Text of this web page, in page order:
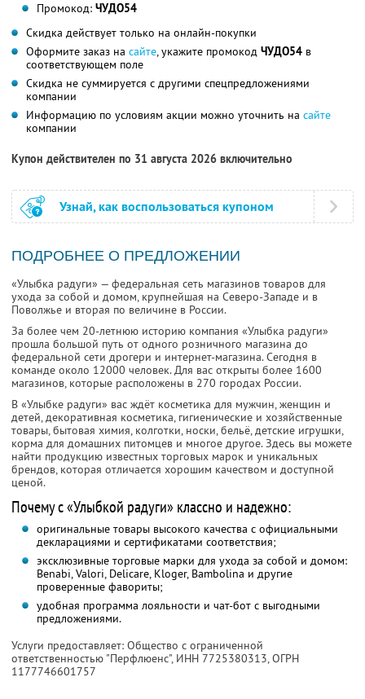
Промокод: ЧУДО54
Скидка действует только на онлайн-покупки
Оформите заказ на сайте, укажите промокод ЧУДО54 в
соответствующем поле
Скидка не суммируется с другими спецпредложениями
компании
Информацию по условиям акции можно уточнить на сайте
компании
Купон действителен по 31 августа 2026 включительно
Узнай, как воспользоваться купоном
ПОДРОБНЕЕ О ПРЕДЛОЖЕНИИ
«Улыбка радуги» — федеральная сеть магазинов товаров для
ухода за собой и домом, крупнейшая на Северо-Западе и в
Поволжье и вторая по величине в России.
За более чем 20-летнюю историю компания «Улыбка радуги»
прошла большой путь от одного розничного магазина до
федеральной сети дрогери и интернет-магазина. Сегодня в
команде около 12000 человек. Для вас открыты более 1600
магазинов, которые расположены в 270 городах России.
В «Улыбке радуги» вас ждёт косметика для мужчин, женщин и
детей, декоративная косметика, гигиенические и хозяйственные
товары, бытовая химия, колготки, носки, бельё, детские игрушки,
корма для домашних питомцев и многое другое. Здесь вы можете
найти продукцию известных торговых марок и уникальных
брендов, которая отличается хорошим качеством и доступной
ценой.
Почему с «Улыбкой радуги» классно и надежно:
оригинальные товары высокого качества с официальными
декларациями и сертификатами соответствия;
эксклюзивные торговые марки для ухода за собой и домом:
Benabi, Valori, Delicare, Kloger, Bambolina и другие
проверенные фавориты;
удобная программа лояльности и чат-бот с выгодными
предложениями.
Услуги предоставляет: Общество с ограниченной
ответственностью "Перфлюенс", ИНН 7725380313, ОГРН
1177746601757